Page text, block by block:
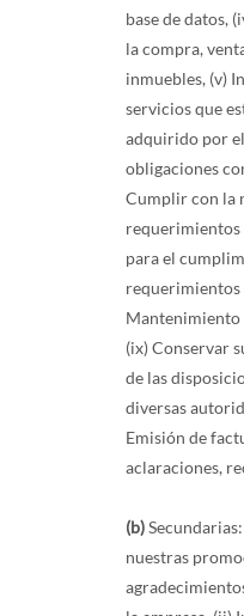
base de datos,
la compra,
inmuebles, (v)
servicios que
adquirido por
obligaciones
Cumplir con la
requerimientos
para el
requerimientos
Mantenimiento
(ix) Conservar
de las
diversas
Emisión de
aclaraciones,
(b)
nuestras